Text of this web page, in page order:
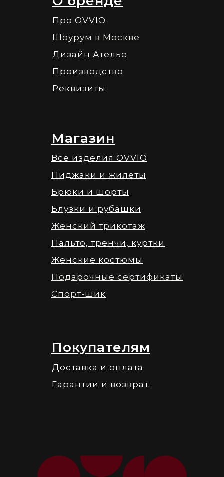
Про OVVIO
Шоурум в Москве
Дизайн Ателье
Производство
Реквизиты
Доставка и оплата
Гарантии и возврат
Покупателям
Все изделия OVVIO
Пиджаки и жилеты
Брюки и шорты
Блузки и рубашки
Женский трикотаж
Пальто, тренчи, куртки
Женские костюмы
Подарочные сертификаты
Спорт-шик
Магазин